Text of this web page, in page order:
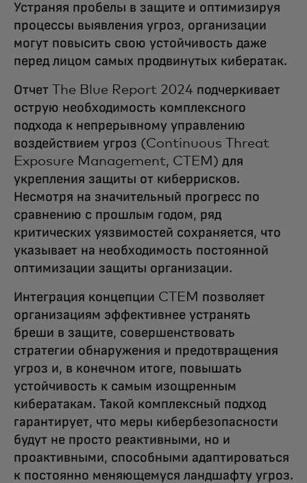
Устраняя пробелы в защите и оптимизируя
процессы выявления угроз, организации
могут повысить свою устойчивость даже
перед лицом самых продвинутых кибератак.
Отчет The Blue Report 2024 подчеркивает
острую необходимость комплексного
подхода к непрерывному управлению
воздействием угроз (Continuous Threat
Exposure Management, CTEM) для
укрепления защиты от киберрисков.
Несмотря на значительный прогресс по
сравнению с прошлым годом, ряд
критических уязвимостей сохраняется, что
указывает на необходимость постоянной
оптимизации защиты организации.
Интеграция концепции CTEM позволяет
организациям эффективнее устранять
бреши в защите, совершенствовать
стратегии обнаружения и предотвращения
угроз и, в конечном итоге, повышать
устойчивость к самым изощренным
кибератакам. Такой комплексный подход
гарантирует, что меры кибербезопасности
будут не просто реактивными, но и
проактивными, способными адаптироваться
к постоянно меняющемуся ландшафту угроз.